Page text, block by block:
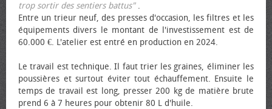
trop sortir des sentiers battus".
Entre un trieur neuf, des presses d'occasion, les filtres et les
équipements divers le montant de l'investissement est de
60.000 €. L'atelier est entré en production en 2024.
Le travail est technique. Il faut trier les graines, éliminer les
poussières et surtout éviter tout échauffement. Ensuite le
temps de travail est long, presser 200 kg de matière brute
prend 6 à 7 heures pour obtenir 80 L d'huile.